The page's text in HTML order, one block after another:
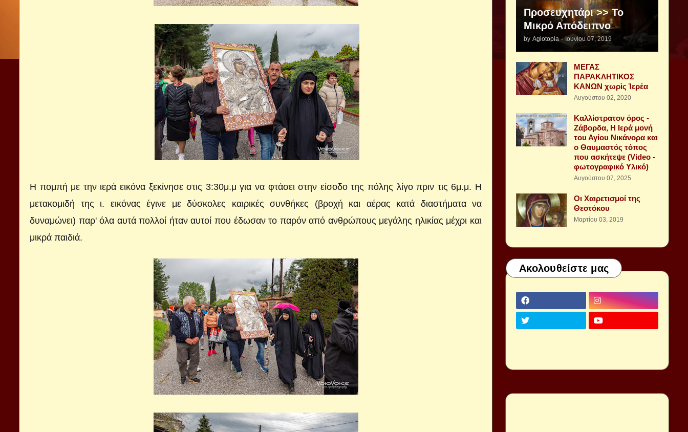
Η πομπή με την ιερά εικόνα ξεκίνησε στις 3:30μ.μ για να φτάσει στην είσοδο της πόλης λίγο πριν τις 6μ.μ. Η
μετακομιδή της ι. εικόνας έγινε με δύσκολες καιρικές συνθήκες (βροχή και αέρας κατά διαστήματα να
δυναμώνει) παρ' όλα αυτά πολλοί ήταν αυτοί που έδωσαν το παρόν από ανθρώπους μεγάλης ηλικίας μέχρι και
μικρά παιδιά.
Προσευχητάρι >> Το
Μικρό Απόδειπνο
by Agiotopia - Ιουνίου 07, 2019
ΜΕΓΑΣ
ΠΑΡΑΚΛΗΤΙΚΟΣ
ΚΑΝΩΝ χωρὶς Ἱερέα
Αυγούστου 02, 2020
Καλλίστρατον όρος -
Ζάβορδα, Η Ιερά μονή
του Αγίου Νικάνορα και
ο Θαυμαστός τόπος
που ασκήτεψε (Video -
φωτογραφικό Υλικό)
Αυγούστου 07, 2025
Οι Χαιρετισμοί της
Θεοτόκου
Μαρτίου 03, 2019
Ακολουθείστε μας